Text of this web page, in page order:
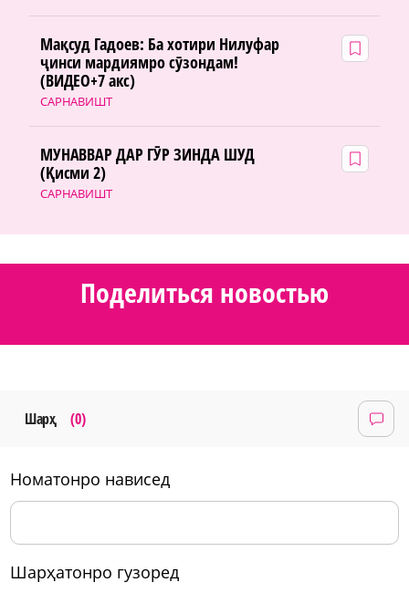
САРНАВИШТ
Мақсуд Гадоев: Ба хотири Нилуфар
ҷинси мардиямро сӯзондам!
(ВИДЕО+7 акс)
САРНАВИШТ
МУНАВВАР ДАР ГӮР ЗИНДА ШУД
(Қисми 2)
Поделиться новостью
Шарҳ (0)
номатонро нависед
шарҳатонро гузоред